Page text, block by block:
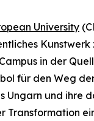
University
in der
für den Weg
Ungarn und ihre
Transformation